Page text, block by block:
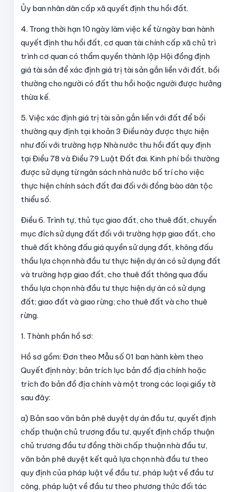
Ủy ban nhân dân cấp xã quyết định thu hồi đất.
4. Trong thời hạn 10 ngày làm việc kể từ ngày ban hành
quyết định thu hồi đất, cơ quan tài chính cấp xã chủ trì
trình cơ quan có thẩm quyền thành lập Hội đồng định
giá tài sản để xác định giá trị tài sản gắn liền với đất, bồi
thường cho người có đất thu hồi hoặc người được hưởng
thừa kế.
5. Việc xác định giá trị tài sản gắn liền với đất để bồi
thường quy định tại khoản 3 Điều này được thực hiện
như đối với trường hợp Nhà nước thu hồi đất quy định
tại Điều 78 và Điều 79 Luật Đất đai. Kinh phí bồi thường
được sử dụng từ ngân sách nhà nước bố trí cho việc
thực hiện chính sách đất đai đối với đồng bào dân tộc
thiểu số.
Điều 6. Trình tự, thủ tục giao đất, cho thuê đất, chuyển
mục đích sử dụng đất đối với trường hợp giao đất, cho
thuê đất không đấu giá quyền sử dụng đất, không đấu
thầu lựa chọn nhà đầu tư thực hiện dự án có sử dụng đất
và trường hợp giao đất, cho thuê đất thông qua đấu
thầu lựa chọn nhà đầu tư thực hiện dự án có sử dụng
đất; giao đất và giao rừng; cho thuê đất và cho thuê
rừng.
1. Thành phần hồ sơ:
Hồ sơ gồm: Đơn theo Mẫu số 01 ban hành kèm theo
Quyết định này; bản trích lục bản đồ địa chính hoặc
trích đo bản đồ địa chính và một trong các loại giấy tờ
sau đây:
a) Bản sao văn bản phê duyệt dự án đầu tư, quyết định
chấp thuận chủ trương đầu tư, quyết định chấp thuận
chủ trương đầu tư đồng thời chấp thuận nhà đầu tư,
văn bản phê duyệt kết quả lựa chọn nhà đầu tư theo
quy định của pháp luật về đầu tư, pháp luật về đầu tư
công, pháp luật về đầu tư theo phương thức đối tác